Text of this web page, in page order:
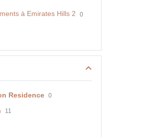
à Emirates Hills 2 0
Residence 0
11